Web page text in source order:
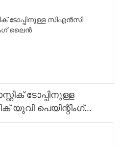
ടോപ്പിനുള്ള
യുവി പെയിന്റിംഗ്